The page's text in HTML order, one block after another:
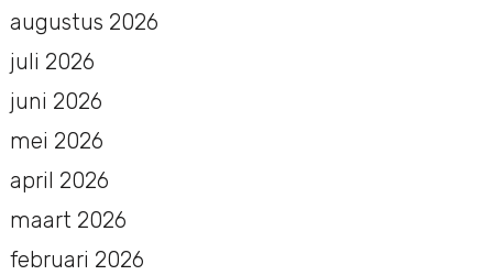
augustus 2026
juli 2026
juni 2026
mei 2026
april 2026
maart 2026
februari 2026